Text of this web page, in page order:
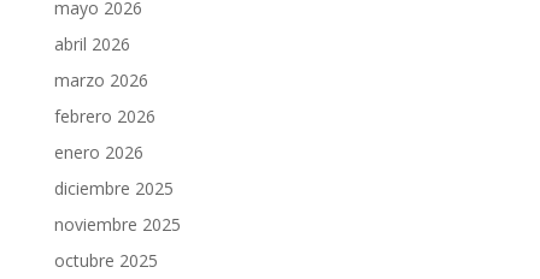
mayo 2026
abril 2026
marzo 2026
febrero 2026
enero 2026
diciembre 2025
noviembre 2025
octubre 2025